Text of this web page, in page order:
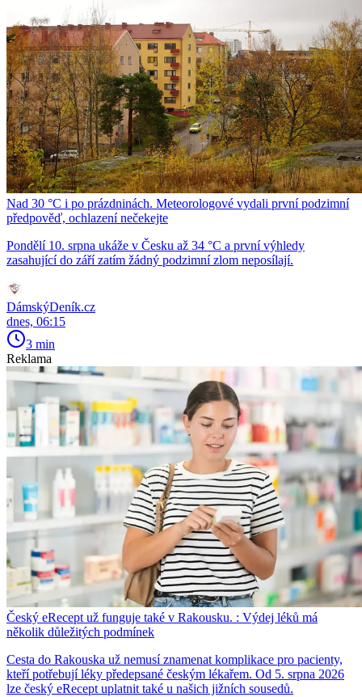
Nad 30 °C i po prázdninách. Meteorologové vydali první podzimní
předpověď, ochlazení nečekejte
Pondělí 10. srpna ukáže v Česku až 34 °C a první výhledy
zasahující do září zatím žádný podzimní zlom neposílají.
DámskýDeník.cz
dnes, 06:15
3 min
Reklama
Český eRecept už funguje také v Rakousku. : Výdej léků má
několik důležitých podmínek
Cesta do Rakouska už nemusí znamenat komplikace pro pacienty,
kteří potřebují léky předepsané českým lékařem. Od 5. srpna 2026
lze český eRecept uplatnit také u našich jižních sousedů.